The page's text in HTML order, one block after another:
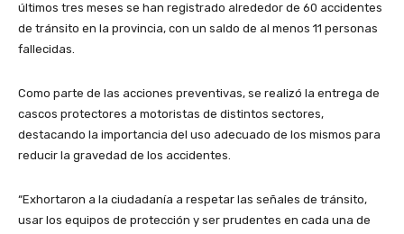
últimos tres meses se han registrado alrededor de 60 accidentes
de tránsito en la provincia, con un saldo de al menos 11 personas
fallecidas.
Como parte de las acciones preventivas, se realizó la entrega de
cascos protectores a motoristas de distintos sectores,
destacando la importancia del uso adecuado de los mismos para
reducir la gravedad de los accidentes.
“Exhortaron a la ciudadanía a respetar las señales de tránsito,
usar los equipos de protección y ser prudentes en cada una de